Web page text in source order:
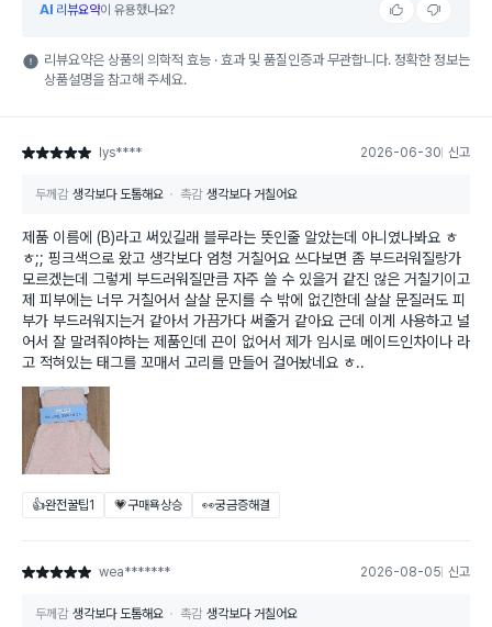
AI 리뷰요약이 유용했나요?
리뷰요약은 상품의 의학적 효능 · 효과 및 품질인증과 무관합니다. 정확한 정보는
상품설명을 참고해 주세요.
별점 5점 lys**** 2026-06-30 신고
두께감 생각보다 도톰해요 촉감 생각보다 거칠어요
제품 이름에 (B)라고 써있길래 블루라는 뜻인줄 알았는데 아니였나봐요 ㅎ
ㅎ;; 핑크색으로 왔고 생각보다 엄청 거칠어요 쓰다보면 좀 부드러워질랑가
모르겠는데 그렇게 부드러워질만큼 자주 쓸 수 있을거 같진 않은 거칠기이고
제 피부에는 너무 거칠어서 살살 문지를 수 밖에 없긴한데 살살 문질러도 피
부가 부드러워지는거 같아서 가끔가다 써줄거 같아요 근데 이게 사용하고 널
어서 잘 말려줘야하는 제품인데 끈이 없어서 제가 임시로 메이드인차이나 라
고 적혀있는 태그를 꼬매서 고리를 만들어 걸어놨네요 ㅎ..
👍완전꿀팁1 💗구매욕상승 👀궁금증해결
별점 5점 wea******* 2026-08-05 신고
두께감 생각보다 도톰해요 촉감 생각보다 거칠어요